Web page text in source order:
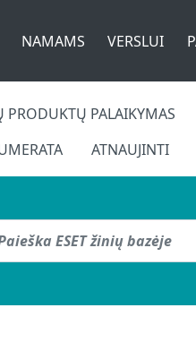
NAMAMS VERSLUI
PRODUKTŲ PALAIKYMAS
ATNAUJINTI